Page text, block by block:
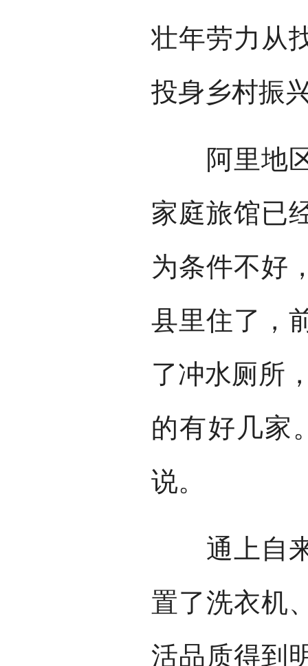
壮年劳力从
投身乡村振
阿里地区
家庭旅馆已
为条件不好
县里住了，
了冲水厕所
的有好几家
说。
通上自来
置了洗衣机
活品质得到